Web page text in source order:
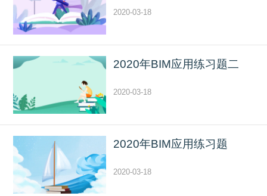
2020-03-18
2020年BIM应用练习题二
2020-03-18
2020年BIM应用练习题
2020-03-18